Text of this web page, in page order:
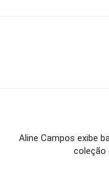
Aline Campos exibe
coleção